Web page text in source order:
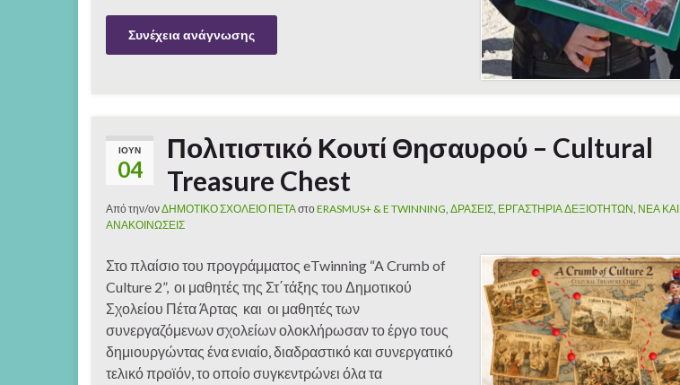
Συνέχεια ανάγνωσης
ΙΟΎΝ
04
Πολιτιστικό Κουτί Θησαυρού – Cultural
Treasure Chest
Από την/ονΔΗΜΟΤΙΚΟ ΣΧΟΛΕΙΟ ΠΕΤΑστο ERASMUS+ & E TWINNING, ΔΡΑΣΕΙΣ, ΕΡΓΑΣΤΗΡΙΑ ΔΕΞΙΟΤΗΤΩΝ, ΝΕΑ ΚΑΙ
ΑΝΑΚΟΙΝΩΣΕΙΣ
Στο πλαίσιο του προγράμματος eTwinning “A Crumb of
Culture 2”, οι μαθητές της Στ΄τάξης του Δημοτικού
Σχολείου Πέτα Άρτας και οι μαθητές των
συνεργαζόμενων σχολείων ολοκλήρωσαν το έργο τους
δημιουργώντας ένα ενιαίο, διαδραστικό και συνεργατικό
τελικό προϊόν, το οποίο συγκεντρώνει όλα τα